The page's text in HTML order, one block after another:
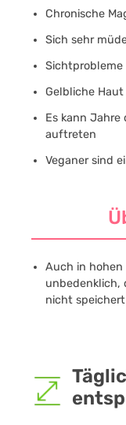
Chronische
Sich sehr
Sichtprobleme
Gelbliche Haut
Es kann Jahre
auftreten
Veganer sind
Auch in hohen
unbedenklich,
nicht speichert